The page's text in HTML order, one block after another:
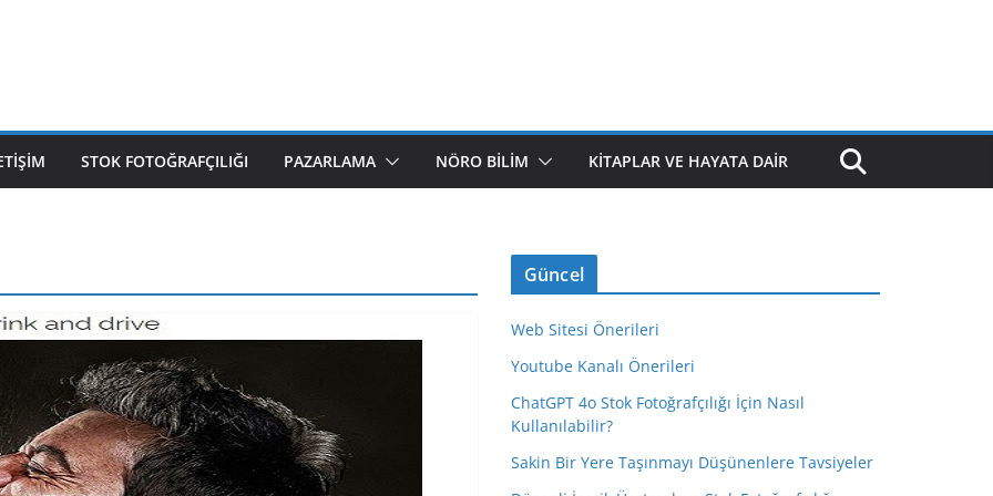
STOK FOTOĞRAFÇILIĞI PAZARLAMA NÖRO BILIM KITAPLAR VE HAYATA DAIR
Güncel
Web Sitesi Önerileri
Youtube Kanalı Önerileri
ChatGPT 4o Stok Fotoğrafçılığı İçin Nasıl
Kullanılabilir?
Sakin Bir Yere Taşınmayı Düşünenlere Tavsiyeler